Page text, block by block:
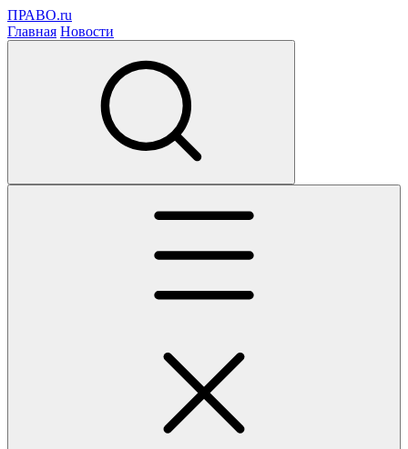
ПРАВО.ru
Главная Новости